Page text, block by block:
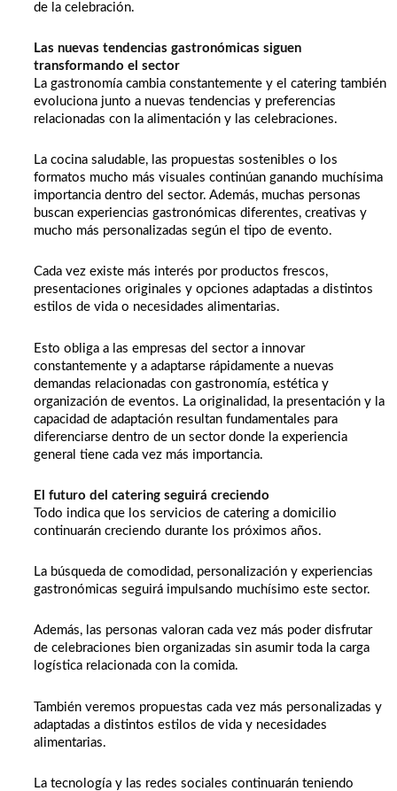
de la celebración.
Las nuevas tendencias gastronómicas siguen
transformando el sector
La gastronomía cambia constantemente y el catering también
evoluciona junto a nuevas tendencias y preferencias
relacionadas con la alimentación y las celebraciones.
La cocina saludable, las propuestas sostenibles o los
formatos mucho más visuales continúan ganando muchísima
importancia dentro del sector. Además, muchas personas
buscan experiencias gastronómicas diferentes, creativas y
mucho más personalizadas según el tipo de evento.
Cada vez existe más interés por productos frescos,
presentaciones originales y opciones adaptadas a distintos
estilos de vida o necesidades alimentarias.
Esto obliga a las empresas del sector a innovar
constantemente y a adaptarse rápidamente a nuevas
demandas relacionadas con gastronomía, estética y
organización de eventos. La originalidad, la presentación y la
capacidad de adaptación resultan fundamentales para
diferenciarse dentro de un sector donde la experiencia
general tiene cada vez más importancia.
El futuro del catering seguirá creciendo
Todo indica que los servicios de catering a domicilio
continuarán creciendo durante los próximos años.
La búsqueda de comodidad, personalización y experiencias
gastronómicas seguirá impulsando muchísimo este sector.
Además, las personas valoran cada vez más poder disfrutar
de celebraciones bien organizadas sin asumir toda la carga
logística relacionada con la comida.
También veremos propuestas cada vez más personalizadas y
adaptadas a distintos estilos de vida y necesidades
alimentarias.
La tecnología y las redes sociales continuarán teniendo